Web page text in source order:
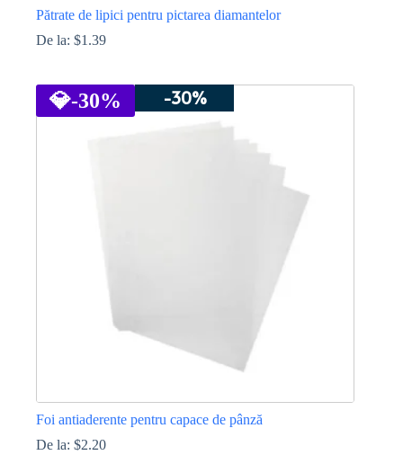
Pătrate de lipici pentru pictarea diamantelor
De la: $1.39
are
mai
💎-30% -30%
Foi antiaderente pentru capace de pânză
De la: $2.20